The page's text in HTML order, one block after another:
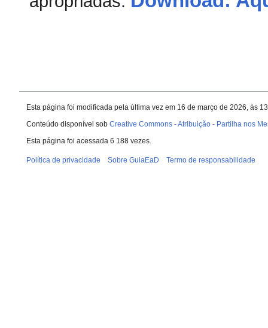
Esta página foi modificada pela última vez em 16 de março de 2026, às
Conteúdo disponível sob Creative Commons - Atribuição - Partilha nos
Esta página foi acessada 6 188 vezes.
Política de privacidade Sobre GuiaEaD Termo de responsabilidade